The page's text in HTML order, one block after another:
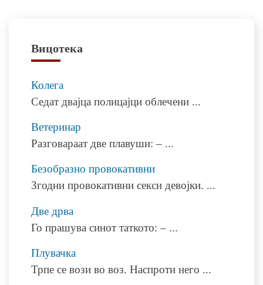
Вицотека
Колега
Седат двајца полицајци облечени ...
Ветеринар
Разговараат две плавуши: – ...
Безобразно провокативни
Згодни провокативни секси девојки. ...
Две дрва
Го прашува синот таткото: – ...
Плувачка
Трпе се вози во воз. Наспроти него ...